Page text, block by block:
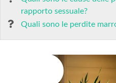
rapporto sessuale?
Quali sono le perdite